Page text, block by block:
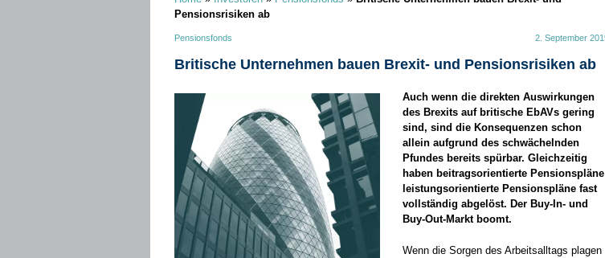
Pensionsrisiken ab
Pensionsfonds 2. September
Britische Unternehmen bauen Brexit- und Pensionsrisiken ab
Auch wenn die direkten Auswirkungen
des Brexits auf britische EbAVs gering
sind, sind die Konsequenzen schon
allein aufgrund des schwächelnden
Pfundes bereits spürbar. Gleichzeitig
haben beitragsorientierte Pensionspläne
leistungsorientierte Pensionspläne fast
vollständig abgelöst. Der Buy-In- und
Buy-Out-Markt boomt.
Wenn die Sorgen des Arbeitsalltags plagen